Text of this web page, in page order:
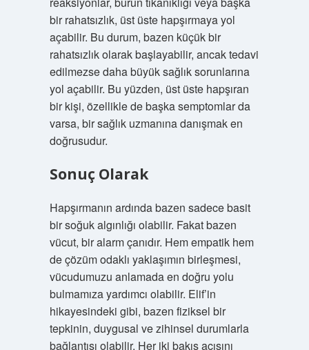
bir rahatsızlık, üst üste hapşırmaya yol
açabilir. Bu durum, bazen küçük bir
rahatsızlık olarak başlayabilir, ancak tedavi
edilmezse daha büyük sağlık sorunlarına
yol açabilir. Bu yüzden, üst üste hapşıran
bir kişi, özellikle de başka semptomlar da
varsa, bir sağlık uzmanına danışmak en
doğrusudur.
Sonuç Olarak
Hapşırmanın ardında bazen sadece basit
bir soğuk algınlığı olabilir. Fakat bazen
vücut, bir alarm çanıdır. Hem empatik hem
de çözüm odaklı yaklaşımın birleşmesi,
vücudumuzu anlamada en doğru yolu
bulmamıza yardımcı olabilir. Elif’in
hikayesindeki gibi, bazen fiziksel bir
tepkinin, duygusal ve zihinsel durumlarla
bağlantısı olabilir. Her iki bakış açısını